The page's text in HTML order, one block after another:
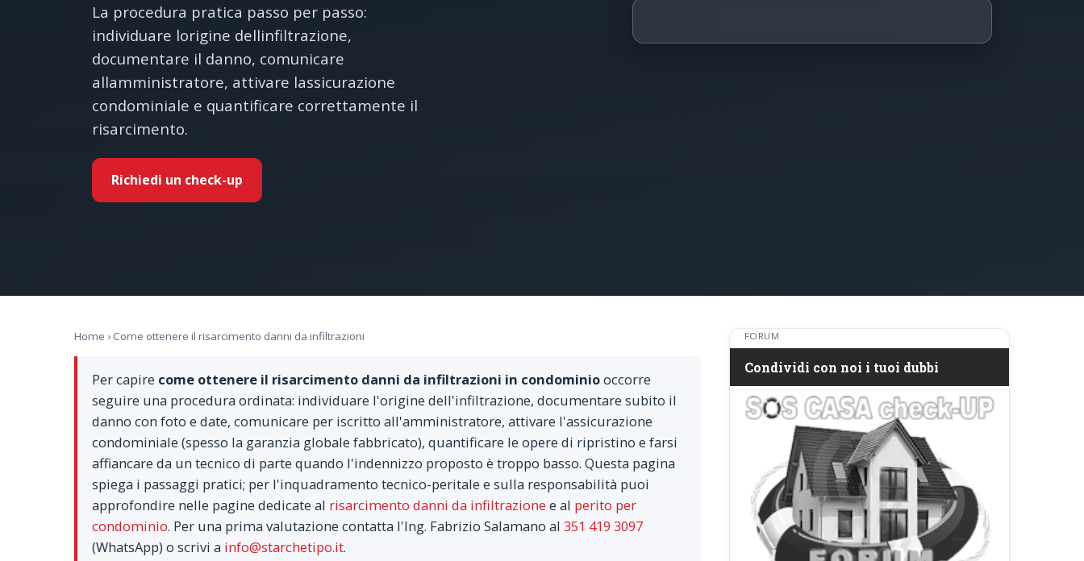
La procedura pratica passo per passo:
individuare lorigine dellinfiltrazione,
documentare il danno, comunicare
allamministratore, attivare lassicurazione
condominiale e quantificare correttamente il
risarcimento.
Richiedi un check-up
Home › Come ottenere il risarcimento danni da infiltrazioni
Per capire come ottenere il risarcimento danni da infiltrazioni in condominiooccorre
seguire una procedura ordinata: individuare l'origine dell'infiltrazione, documentare subito il
danno con foto e date, comunicare per iscritto all'amministratore, attivare l'assicurazione
condominiale (spesso la garanzia globale fabbricato), quantificare le opere di ripristino e farsi
affiancare da un tecnico di parte quando l'indennizzo proposto è troppo basso. Questa pagina
spiega i passaggi pratici; per l'inquadramento tecnico-peritale e sulla responsabilità puoi
approfondire nelle pagine dedicate al risarcimento danni da infiltrazione e al perito per
condominio. Per una prima valutazione contatta l'Ing. Fabrizio Salamano al 351 419 3097
(WhatsApp) o scrivi a info@starchetipo.it.
FORUM
Condividi con noi i tuoi dubbi